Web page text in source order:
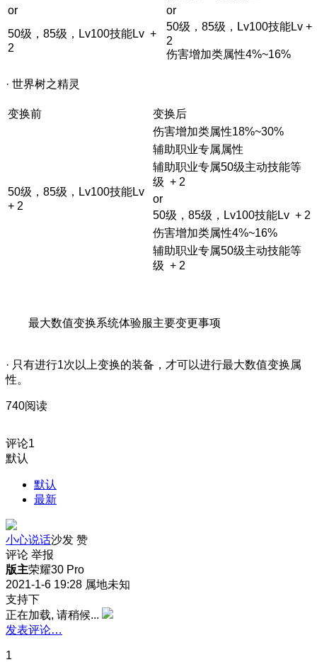
or
or
50级，85级，Lv100技能Lv +
2
50级，85级，Lv100技能Lv +
2
伤害增加类属性4%~16%
· 世界树之精灵
变换前 变换后
50级，85级，Lv100技能Lv
+ 2
伤害增加类属性18%~30%
辅助职业专属属性
辅助职业专属50级主动技能等
级 + 2
or
50级，85级，Lv100技能Lv + 2
伤害增加类属性4%~16%
辅助职业专属50级主动技能等
级 + 2
最大数值变换系统体验服主要变更事项
· 只有进行1次以上变换的装备，才可以进行最大数值变换属
性。
740阅读
评论1
默认
默认
最新
小心说话沙发 赞
评论 举报
版主荣耀30 Pro
2021-1-6 19:28 属地未知
支持下
正在加载, 请稍候...
发表评论…
1